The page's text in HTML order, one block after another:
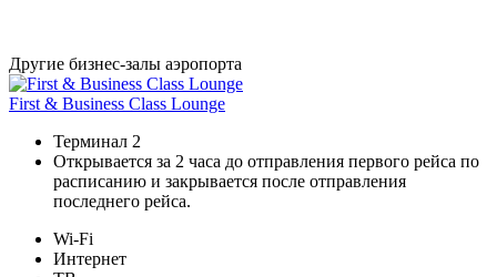
Другие бизнес-залы аэропорта
First & Business Class Lounge
Терминал 2
Открывается за 2 часа до отправления первого рейса по
расписанию и закрывается после отправления
последнего рейса.
Wi-Fi
Интернет